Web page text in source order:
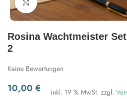
Zum Vergrößern klicken
Rosina Wachtmeister
2
Keine Bewertungen
10,00 € inkl. 19 % MwSt. zzgl.